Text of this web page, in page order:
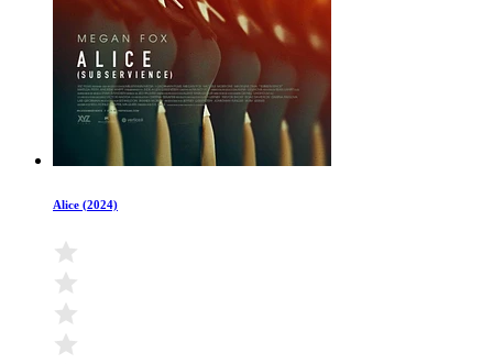
Alice (2024)